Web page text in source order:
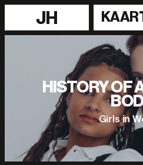
JH
HISTORY OF
Girls in